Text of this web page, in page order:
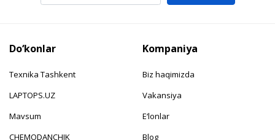
Do‘konlar
Texnika Tashkent
LAPTOPS.UZ
Mavsum
CHEMODANCHIK
Kompaniya
Biz haqimizda
Vakansiya
E‘lonlar
Blog